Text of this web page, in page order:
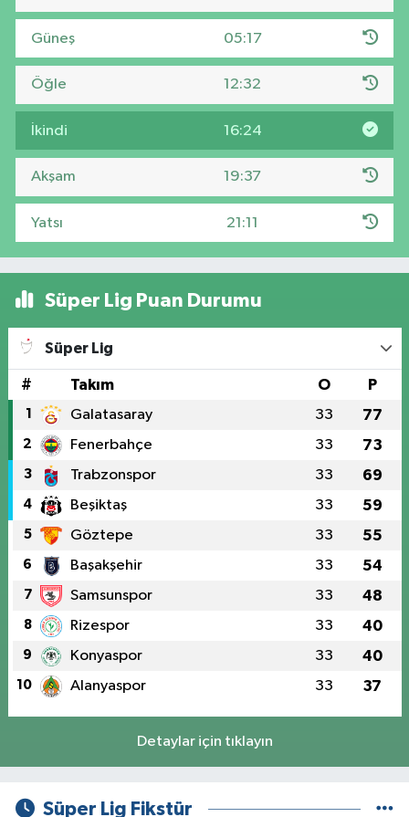
Güneş 05:17
Öğle 12:32
İkindi 16:24
Akşam 19:37
Yatsı 21:11
Süper Lig Puan Durumu
Süper Lig
# Takım O P
1 Galatasaray 33 77
2 Fenerbahçe 33 73
3 Trabzonspor 33 69
4 Beşiktaş 33 59
5 Göztepe 33 55
6 Başakşehir 33 54
7 Samsunspor 33 48
8 Rizespor 33 40
9 Konyaspor 33 40
10 Alanyaspor 33 37
Detaylar için tıklayın
Süper Lig Fikstür